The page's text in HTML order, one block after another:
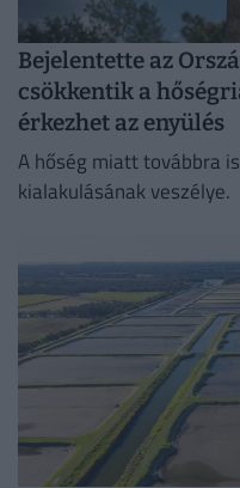
Bejelentette az
csökkentik a
érkezhet az enyülés
A hőség miatt továbbra
kialakulásának veszélye.